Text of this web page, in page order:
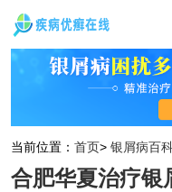
当前位置： 首页> 银屑病百
合肥华夏治疗银